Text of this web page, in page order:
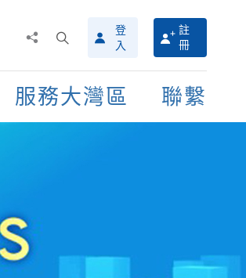
搜
尋
介
面
登
入
註
冊
服務大灣區 聯繫